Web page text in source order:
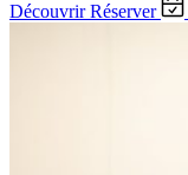
Découvrir Réserver